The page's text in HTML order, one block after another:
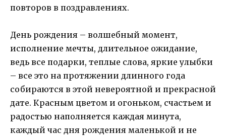
повторов в поздравлениях.
День рождения – волшебный момент,
исполнение мечты, длительное ожидание,
ведь все подарки, теплые слова, яркие улыбки
– все это на протяжении длинного года
собираются в этой невероятной и прекрасной
дате. Красным цветом и огоньком, счастьем и
радостью наполняется каждая минута,
каждый час дня рождения маленькой и не